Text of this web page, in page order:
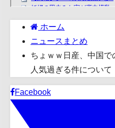
ホーム
ニュースまとめ
ちょｗｗ日産、中国
人気過ぎる件について
Facebook